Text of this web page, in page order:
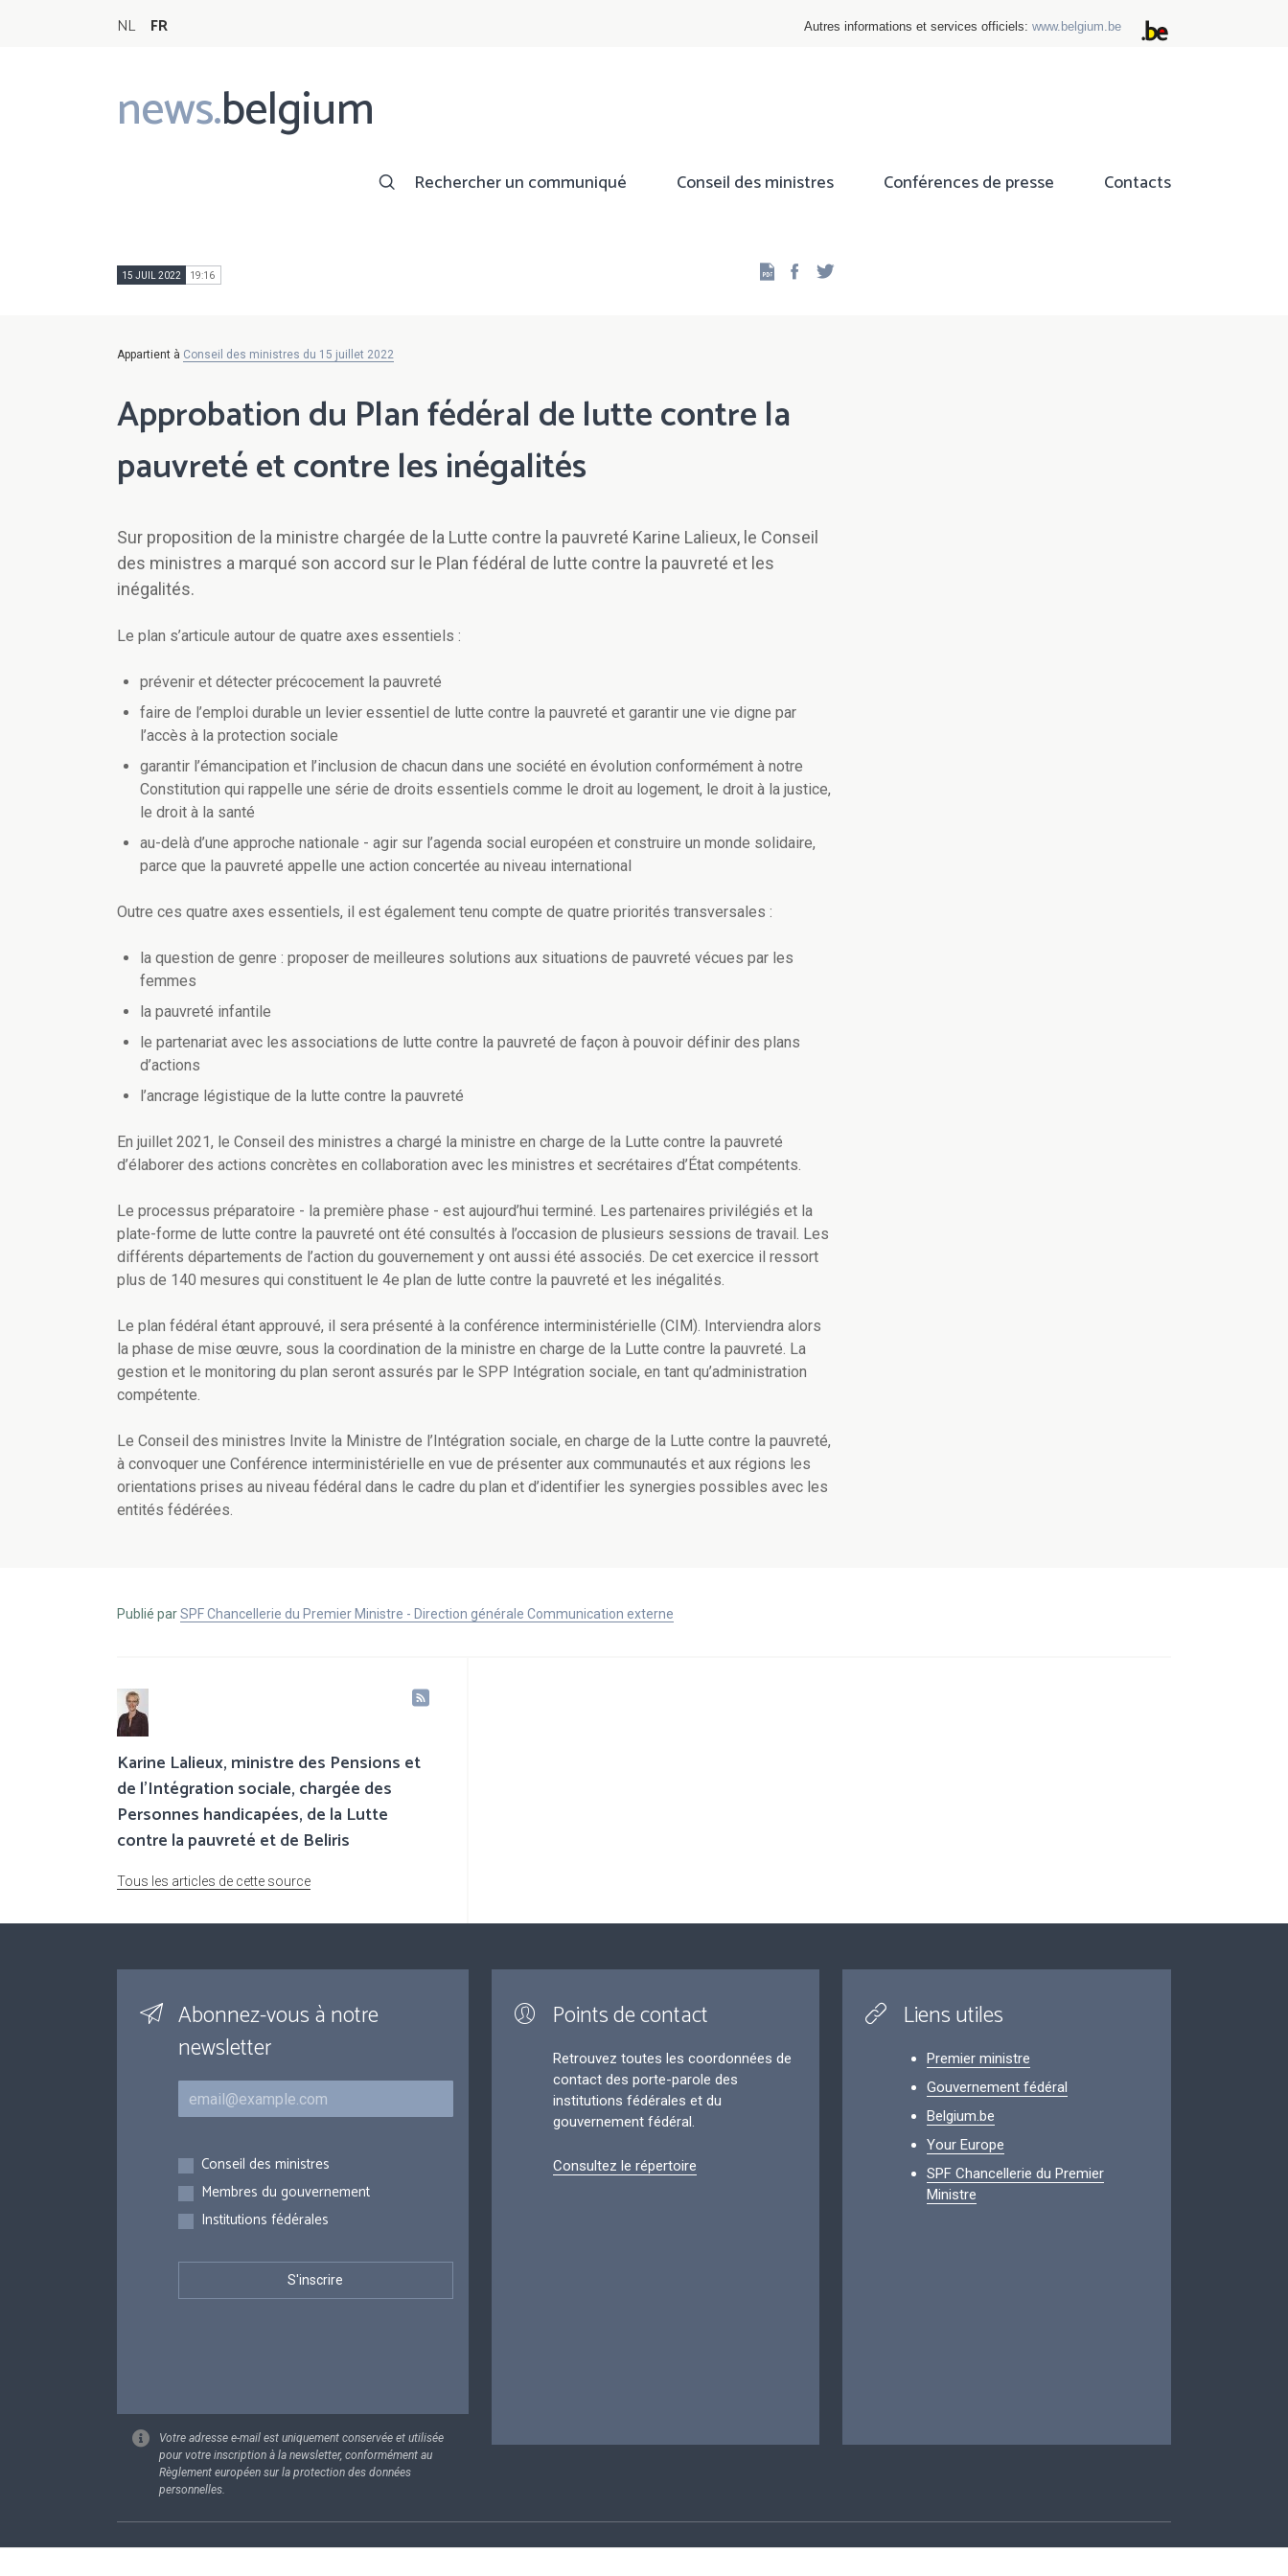
NL FR Autres informations et services officiels: www.belgium.be
news.belgium
Main
navigation
Rechercher un communiqué Conseil des ministres Conférences de presse Contacts
15 JUIL 2022 19:16 Facebook
Appartient à Conseil des ministres du 15 juillet 2022
Approbation du Plan fédéral de lutte contre la
pauvreté et contre les inégalités
Sur proposition de la ministre chargée de la Lutte contre la pauvreté Karine Lalieux, le Conseil
des ministres a marqué son accord sur le Plan fédéral de lutte contre la pauvreté et les
inégalités.
Le plan s’articule autour de quatre axes essentiels :
prévenir et détecter précocement la pauvreté
faire de l’emploi durable un levier essentiel de lutte contre la pauvreté et garantir une vie digne par
l’accès à la protection sociale
garantir l’émancipation et l’inclusion de chacun dans une société en évolution conformément à notre
Constitution qui rappelle une série de droits essentiels comme le droit au logement, le droit à la justice,
le droit à la santé
au-delà d’une approche nationale - agir sur l’agenda social européen et construire un monde solidaire,
parce que la pauvreté appelle une action concertée au niveau international
Outre ces quatre axes essentiels, il est également tenu compte de quatre priorités transversales :
la question de genre : proposer de meilleures solutions aux situations de pauvreté vécues par les
femmes
la pauvreté infantile
le partenariat avec les associations de lutte contre la pauvreté de façon à pouvoir définir des plans
d’actions
l’ancrage légistique de la lutte contre la pauvreté
En juillet 2021, le Conseil des ministres a chargé la ministre en charge de la Lutte contre la pauvreté
d’élaborer des actions concrètes en collaboration avec les ministres et secrétaires d’État compétents.
Le processus préparatoire - la première phase - est aujourd’hui terminé. Les partenaires privilégiés et la
plate-forme de lutte contre la pauvreté ont été consultés à l’occasion de plusieurs sessions de travail. Les
différents départements de l’action du gouvernement y ont aussi été associés. De cet exercice il ressort
plus de 140 mesures qui constituent le 4e plan de lutte contre la pauvreté et les inégalités.
Le plan fédéral étant approuvé, il sera présenté à la conférence interministérielle (CIM). Interviendra alors
la phase de mise œuvre, sous la coordination de la ministre en charge de la Lutte contre la pauvreté. La
gestion et le monitoring du plan seront assurés par le SPP Intégration sociale, en tant qu’administration
compétente.
Le Conseil des ministres Invite la Ministre de l’Intégration sociale, en charge de la Lutte contre la pauvreté,
à convoquer une Conférence interministérielle en vue de présenter aux communautés et aux régions les
orientations prises au niveau fédéral dans le cadre du plan et d’identifier les synergies possibles avec les
entités fédérées.
Publié parSPF Chancellerie du Premier Ministre - Direction générale Communication externe
Karine Lalieux, ministre des Pensions et
de l’Intégration sociale, chargée des
Personnes handicapées, de la Lutte
contre la pauvreté et de Beliris
Tous les articles de cette source
Abonnez-vous à notre
newsletter
Courriel
Inscriptions
Conseil des ministres
Membres du gouvernement
Institutions fédérales
Votre adresse e-mail est uniquement conservée et utilisée
pour votre inscription à la newsletter, conformément au
Règlement européen sur la protection des données
personnelles.
Points de contact
Retrouvez toutes les coordonnées de
contact des porte-parole des
institutions fédérales et du
gouvernement fédéral.
Consultez le répertoire
Liens utiles
Premier ministre
Gouvernement fédéral
Belgium.be
Your Europe
SPF Chancellerie du Premier
Ministre